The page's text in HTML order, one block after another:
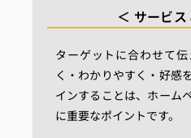
＜ サービ
ターゲットに合わせて
く・わかりやすく・好感
インすることは、ホーム
に重要なポイントです。